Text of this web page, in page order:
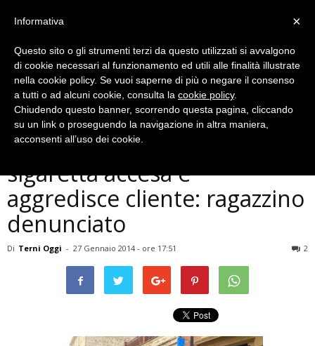
Cronaca
Terni, entra in pizzeria con
sigaretta accesa e
aggredisce cliente: ragazzino
denunciato
Di Terni Oggi - 27 Gennaio 2014 - ore 17:51 2
×
Informativa
Questo sito o gli strumenti terzi da questo utilizzati si avvalgono
di cookie necessari al funzionamento ed utili alle finalità illustrate
nella cookie policy. Se vuoi saperne di più o negare il consenso
a tutti o ad alcuni cookie, consulta la cookie policy.
Chiudendo questo banner, scorrendo questa pagina, cliccando
su un link o proseguendo la navigazione in altra maniera,
acconsenti all’uso dei cookie.